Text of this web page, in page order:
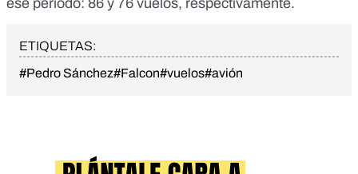
ese periodo: 86 y 76 vuelos, respectivamente.
ETIQUETAS:
#Pedro Sánchez#Falcon#vuelos#avión